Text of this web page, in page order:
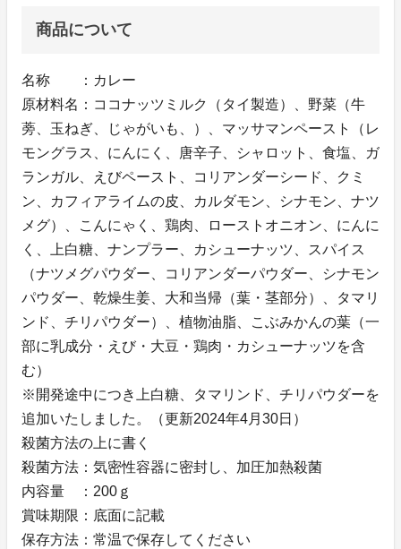
商品について
名称 ：カレー
原材料名：ココナッツミルク（タイ製造）、野菜（牛
蒡、玉ねぎ、じゃがいも、）、マッサマンペースト（レ
モングラス、にんにく、唐辛子、シャロット、食塩、ガ
ランガル、えびペースト、コリアンダーシード、クミ
ン、カフィアライムの皮、カルダモン、シナモン、ナツ
メグ）、こんにゃく、鶏肉、ローストオニオン、にんに
く、上白糖、ナンプラー、カシューナッツ、スパイス
（ナツメグパウダー、コリアンダーパウダー、シナモン
パウダー、乾燥生姜、大和当帰（葉・茎部分）、タマリ
ンド、チリパウダー）、植物油脂、こぶみかんの葉（一
部に乳成分・えび・大豆・鶏肉・カシューナッツを含
む）
※開発途中につき上白糖、タマリンド、チリパウダーを
追加いたしました。（更新2024年4月30日）
殺菌方法の上に書く
殺菌方法：気密性容器に密封し、加圧加熱殺菌
内容量 ：200ｇ
賞味期限：底面に記載
保存方法：常温で保存してください